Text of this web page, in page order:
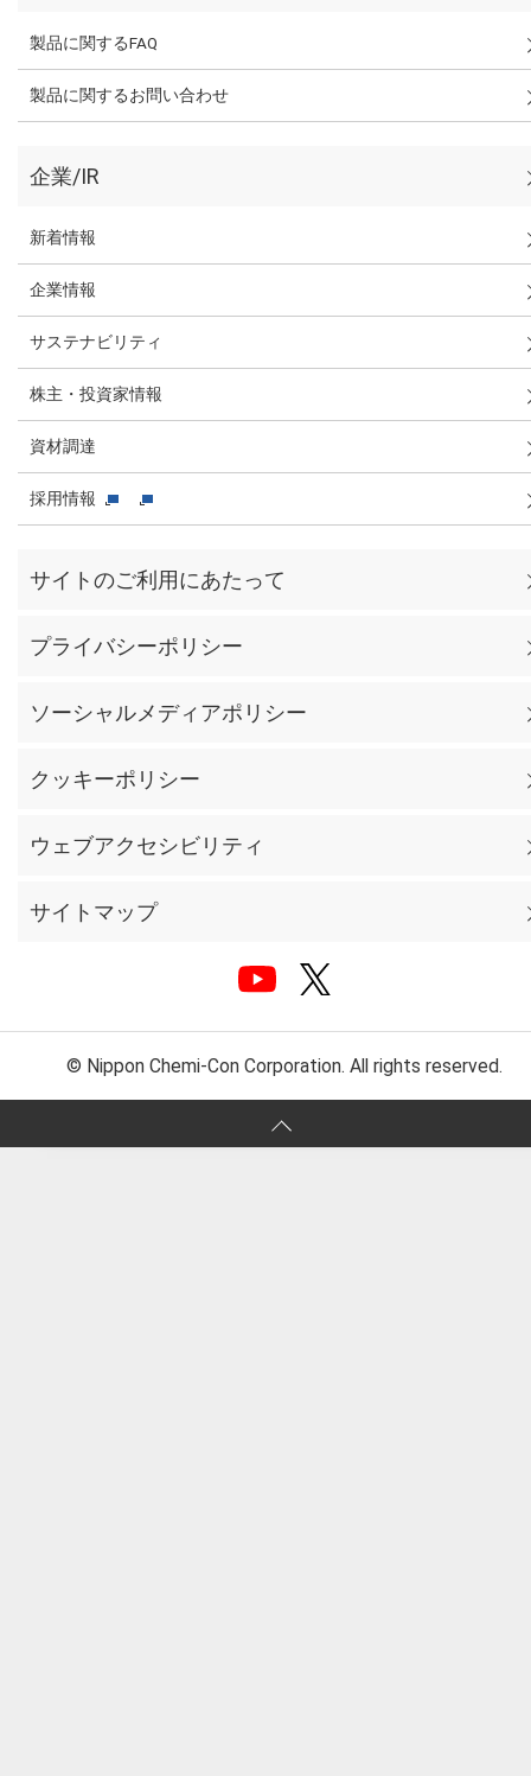
製品に関するFAQ
製品に関するお問い合わせ
企業/IR
新着情報
企業情報
サステナビリティ
株主・投資家情報
資材調達
採用情報
サイトのご利用にあたって
プライバシーポリシー
ソーシャルメディアポリシー
クッキーポリシー
ウェブアクセシビリティ
サイトマップ
© Nippon Chemi-Con Corporation. All rights reserved.